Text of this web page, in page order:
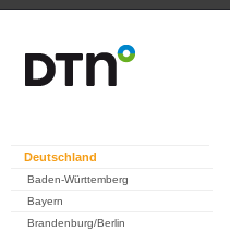
Deutschland
Baden-Württemberg
Bayern
Brandenburg/Berlin